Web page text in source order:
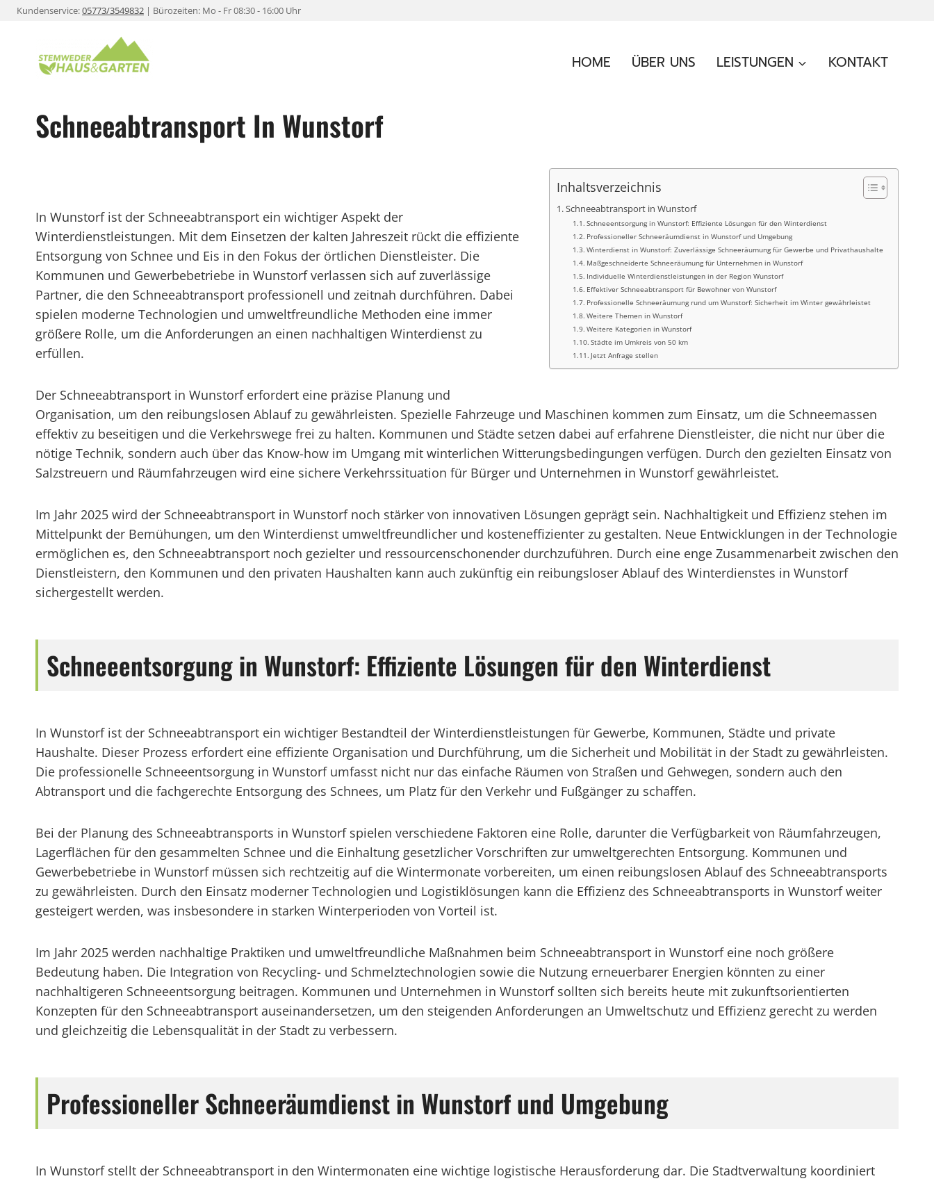
ZumKundenservice:05773/3549832 | Bürozeiten: Mo - Fr 08:30 - 16:00 Uhr
HOME ÜBER UNS LEISTUNGEN KONTAKT
Schneeabtransport In Wunstorf
Inhaltsverzeichnis
Schneeabtransport in Wunstorf
Schneeentsorgung in Wunstorf: Effiziente Lösungen für den Winterdienst
Professioneller Schneeräumdienst in Wunstorf und Umgebung
Winterdienst in Wunstorf: Zuverlässige Schneeräumung für Gewerbe und Privathaushalte
Maßgeschneiderte Schneeräumung für Unternehmen in Wunstorf
Individuelle Winterdienstleistungen in der Region Wunstorf
Effektiver Schneeabtransport für Bewohner von Wunstorf
Professionelle Schneeräumung rund um Wunstorf: Sicherheit im Winter gewährleistet
Weitere Themen in Wunstorf
Weitere Kategorien in Wunstorf
Städte im Umkreis von 50 km
Jetzt Anfrage stellen
In Wunstorf ist der Schneeabtransport ein wichtiger Aspekt der
Winterdienstleistungen. Mit dem Einsetzen der kalten Jahreszeit rückt die effiziente
Entsorgung von Schnee und Eis in den Fokus der örtlichen Dienstleister. Die
Kommunen und Gewerbebetriebe in Wunstorf verlassen sich auf zuverlässige
Partner, die den Schneeabtransport professionell und zeitnah durchführen. Dabei
spielen moderne Technologien und umweltfreundliche Methoden eine immer
größere Rolle, um die Anforderungen an einen nachhaltigen Winterdienst zu
erfüllen.
Der Schneeabtransport in Wunstorf erfordert eine präzise Planung und
Organisation, um den reibungslosen Ablauf zu gewährleisten. Spezielle Fahrzeuge und Maschinen kommen zum Einsatz, um die Schneemassen
effektiv zu beseitigen und die Verkehrswege frei zu halten. Kommunen und Städte setzen dabei auf erfahrene Dienstleister, die nicht nur über die
nötige Technik, sondern auch über das Know-how im Umgang mit winterlichen Witterungsbedingungen verfügen. Durch den gezielten Einsatz von
Salzstreuern und Räumfahrzeugen wird eine sichere Verkehrssituation für Bürger und Unternehmen in Wunstorf gewährleistet.
Im Jahr 2025 wird der Schneeabtransport in Wunstorf noch stärker von innovativen Lösungen geprägt sein. Nachhaltigkeit und Effizienz stehen im
Mittelpunkt der Bemühungen, um den Winterdienst umweltfreundlicher und kosteneffizienter zu gestalten. Neue Entwicklungen in der Technologie
ermöglichen es, den Schneeabtransport noch gezielter und ressourcenschonender durchzuführen. Durch eine enge Zusammenarbeit zwischen den
Dienstleistern, den Kommunen und den privaten Haushalten kann auch zukünftig ein reibungsloser Ablauf des Winterdienstes in Wunstorf
sichergestellt werden.
Schneeentsorgung in Wunstorf: Effiziente Lösungen für den Winterdienst
In Wunstorf ist der Schneeabtransport ein wichtiger Bestandteil der Winterdienstleistungen für Gewerbe, Kommunen, Städte und private
Haushalte. Dieser Prozess erfordert eine effiziente Organisation und Durchführung, um die Sicherheit und Mobilität in der Stadt zu gewährleisten.
Die professionelle Schneeentsorgung in Wunstorf umfasst nicht nur das einfache Räumen von Straßen und Gehwegen, sondern auch den
Abtransport und die fachgerechte Entsorgung des Schnees, um Platz für den Verkehr und Fußgänger zu schaffen.
Bei der Planung des Schneeabtransports in Wunstorf spielen verschiedene Faktoren eine Rolle, darunter die Verfügbarkeit von Räumfahrzeugen,
Lagerflächen für den gesammelten Schnee und die Einhaltung gesetzlicher Vorschriften zur umweltgerechten Entsorgung. Kommunen und
Gewerbebetriebe in Wunstorf müssen sich rechtzeitig auf die Wintermonate vorbereiten, um einen reibungslosen Ablauf des Schneeabtransports
zu gewährleisten. Durch den Einsatz moderner Technologien und Logistiklösungen kann die Effizienz des Schneeabtransports in Wunstorf weiter
gesteigert werden, was insbesondere in starken Winterperioden von Vorteil ist.
Im Jahr 2025 werden nachhaltige Praktiken und umweltfreundliche Maßnahmen beim Schneeabtransport in Wunstorf eine noch größere
Bedeutung haben. Die Integration von Recycling- und Schmelztechnologien sowie die Nutzung erneuerbarer Energien könnten zu einer
nachhaltigeren Schneeentsorgung beitragen. Kommunen und Unternehmen in Wunstorf sollten sich bereits heute mit zukunftsorientierten
Konzepten für den Schneeabtransport auseinandersetzen, um den steigenden Anforderungen an Umweltschutz und Effizienz gerecht zu werden
und gleichzeitig die Lebensqualität in der Stadt zu verbessern.
Professioneller Schneeräumdienst in Wunstorf und Umgebung
In Wunstorf stellt der Schneeabtransport in den Wintermonaten eine wichtige logistische Herausforderung dar. Die Stadtverwaltung koordiniert